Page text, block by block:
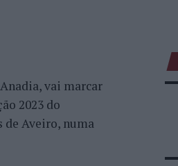
vai marcar
2023 do
de Aveiro, numa